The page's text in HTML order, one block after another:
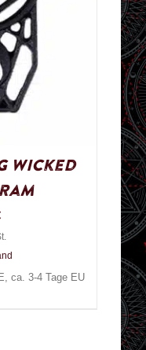
Wicked
ca. 3-4 Tage EU